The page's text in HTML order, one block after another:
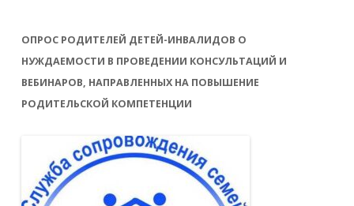
ОПРОС РОДИТЕЛЕЙ ДЕТЕЙ-ИНВАЛИДОВ О
НУЖДАЕМОСТИ В ПРОВЕДЕНИИ КОНСУЛЬТАЦИЙ И
ВЕБИНАРОВ, НАПРАВЛЕННЫХ НА ПОВЫШЕНИЕ
РОДИТЕЛЬСКОЙ КОМПЕТЕНЦИИ